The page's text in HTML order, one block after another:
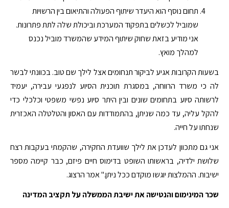
תחום נוסף הוא היעדר שיתוף הפעולה והתיאום בין הרשויות
שמוביל לכשלים בתפקוד המערכת וביכולת שלה לתת פתרונות.
אני מודיע בזאת שחוק שיתוף המידע שהמשרד מוביל נכנס
למהלך מואץ.
בשעות הקרובות אגיע לביקור תנחומים אצל לילך שם טוב. בכוונתי לבשר
לה כי משרד הרווחה, במסגרת תוכנית הסיוע לנפגעי עבירה, יעמיד
לרשותה סיוע בתחומים שונים ובין היתר סיוע נפשי משפטי וכלכלי כדי
להקל עליה, עד כמה שניתן, בהתמודדות עם האסון והטלטלה האכזרית
שנחתו על חייה.
אני גם מתכוון לעדכן את לילך שוועדת החקירה, שהקמתי בעקבות רצח
שלושת ילדיה, בראשותו השופט בדימוס חיים פיזם, כבר קיימה מספר
ישיבות. ההמלצות יוגשו מוקדם ככל ניתן." אמר הרצוג.
שכר המינימום והנטישה את ישיבת הממשלה על תקציב המדינה